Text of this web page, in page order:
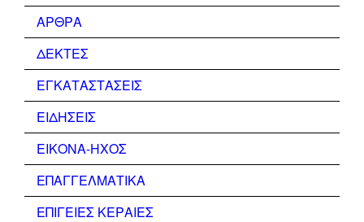
ΑΡΘΡΑ
ΔΕΚΤΕΣ
ΕΓΚΑΤΑΣΤΑΣΕΙΣ
ΕΙΔΗΣΕΙΣ
ΕΙΚΟΝΑ-ΗΧΟΣ
ΕΠΑΓΓΕΛΜΑΤΙΚΑ
ΕΠΙΓΕΙΕΣ ΚΕΡΑΙΕΣ